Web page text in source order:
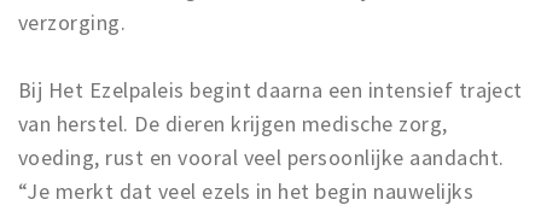
verzorging.
Bij Het Ezelpaleis begint daarna een intensief traject
van herstel. De dieren krijgen medische zorg,
voeding, rust en vooral veel persoonlijke aandacht.
“Je merkt dat veel ezels in het begin nauwelijks